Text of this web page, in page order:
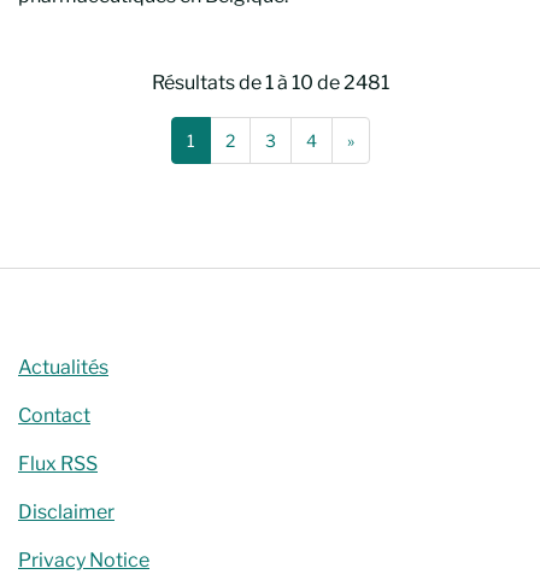
Résultats de 1 à 10 de 2481
1 (Page actuelle)
2 3 4 »(Page de recherche
Actualités
Contact
Flux RSS
Disclaimer
Privacy Notice